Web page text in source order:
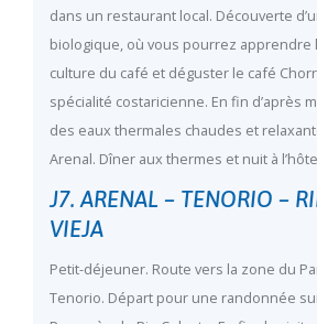
dans un restaurant local. Découverte
biologique, où vous pourrez apprendre
culture du café et déguster le café
spécialité costaricienne. En fin d’après
des eaux thermales chaudes et
Arenal. Dîner aux thermes et nuit à
J7. ARENAL – TENORIO –
VIEJA
Petit-déjeuner. Route vers la zone du
Tenorio. Départ pour une randonnée